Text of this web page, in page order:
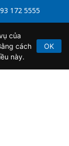
172 5555
BTTTT do Bộ
của
cách
này.
OK